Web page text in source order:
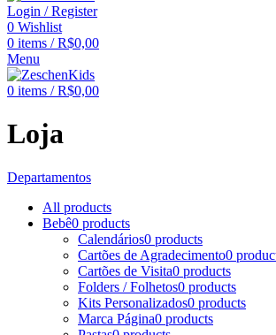
Login / Register
0 Wishlist
0 items / R$0,00
Menu
0 items / R$0,00
Loja
Departamentos
All products
Bebê0 products
Calendários0 products
Cartões de Agradecimento0
Cartões de Visita0 products
Folders / Folhetos0 products
Kits Personalizados0 products
Marca Página0 products